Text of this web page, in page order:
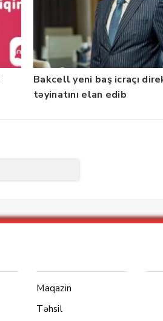
Bakcell yeni baş icraçı
təyinatını elan edib
Maqazin
Təhsil